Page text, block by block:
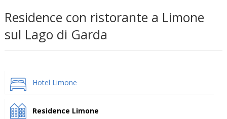
Residence con ristorante a Limone
sul Lago di Garda
Hotel Limone
Residence Limone